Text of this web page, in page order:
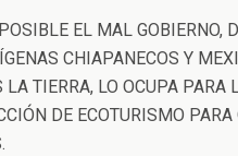
EL MAL GOBIERNO,
CHIAPANECOS Y
LA TIERRA, LO OCUPA PARA
DE ECOTURISMO PARA